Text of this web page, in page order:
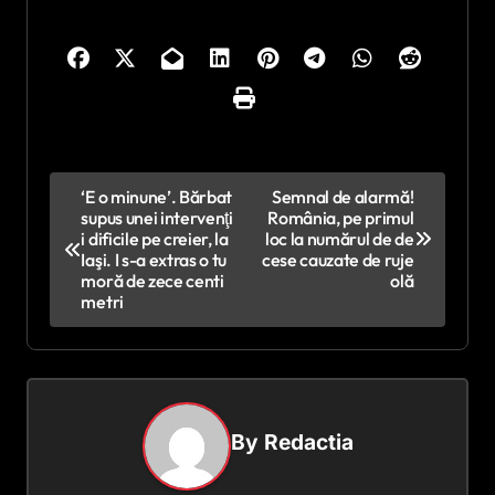
g
a
‘E o minune’. Bărbat
supus unei intervenţi
i dificile pe creier, la
Iaşi. I s-a extras o tu
moră de zece centi
metri
Semnal de alarmă!
România, pe primul
loc la numărul de de
cese cauzate de ruje
olă
By Redactia